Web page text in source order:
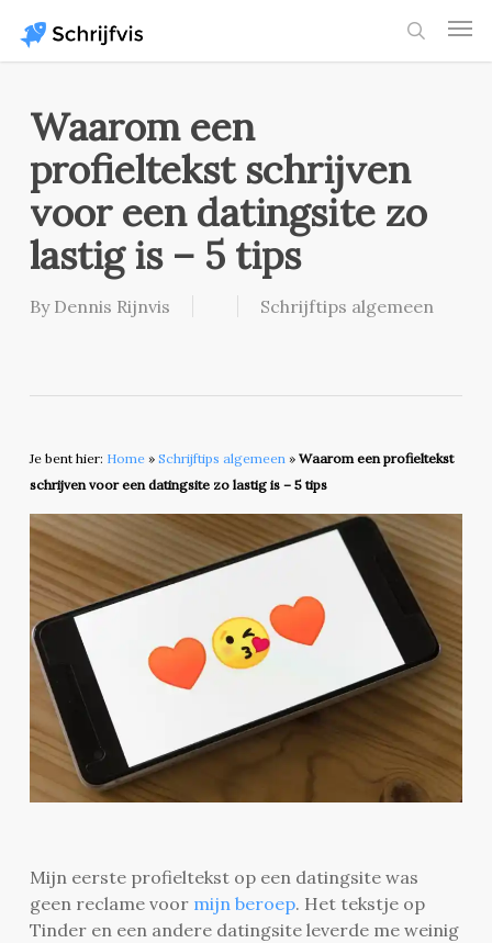
main
Waarom een
profieltekst schrijven
voor een datingsite zo
lastig is – 5 tips
By Dennis Rijnvis Schrijftips algemeen
Je bent hier: Home» Schrijftips algemeen» Waarom een profieltekst
schrijven voor een datingsite zo lastig is – 5 tips
Mijn eerste profieltekst op een datingsite was
geen reclame voor mijn beroep. Het tekstje op
Tinder en een andere datingsite leverde me weinig